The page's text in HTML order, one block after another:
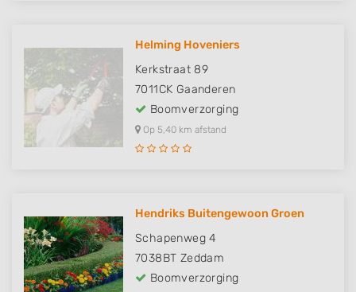
Helming Hoveniers
Kerkstraat 89
7011CK Gaanderen
Boomverzorging
Op 5,40 km afstand
Hendriks Buitengewoon Groen
Schapenweg 4
7038BT Zeddam
Boomverzorging